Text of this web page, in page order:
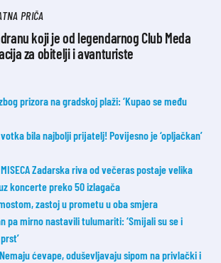
PRIČA
koji je od legendarnog Club Meda
za obitelji i avanturiste
prizora na gradskoj plaži: ‘Kupao se među
bila najbolji prijatelj! Povijesno je ‘opljačkan’
MISECA Zadarska riva od večeras postaje velika
koncerte preko 50 izlagača
zastoj u prometu u oba smjera
pa mirno nastavili tulumariti: ‘Smijali su se i
Nemaju ćevape, oduševljavaju sipom na privlački i